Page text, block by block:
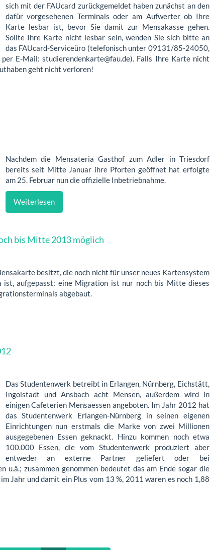
sich mit der FAUcard zurückgemeldet haben zunächst an den
dafür vorgesehenen Terminals oder am Aufwerter ob Ihre
Karte lesbar ist, bevor Sie damit zur Mensakasse gehen.
Sollte Ihre Karte nicht lesbar sein, wenden Sie sich bitte an
das FAUcard-Serviceüro (telefonisch unter 09131/85-24050,
E-Mail: studierendenkarte@fau.de). Falls Ihre Karte nicht
geht nicht verloren!
Nachdem die Mensateria Gasthof zum Adler in Triesdorf
bereits seit Mitte Januar ihre Pforten geöffnet hat erfolgte
am 25. Februar nun die offizielle Inbetriebnahme.
Weiterlesen
bis Mitte 2013 möglich
be­­­sitzt, die noch nicht für unser neues Kartensystem
ist, aufgepasst: eine Migration ist nur noch bis Mitte dieses
abgebaut.
Das Studentenwerk betreibt in Erlangen, Nürnberg, Eichstätt,
Ingolstadt und Ansbach acht Mensen, außerdem wird in
einigen Cafeterien Mensaessen angeboten. Im Jahr 2012 hat
das Studentenwerk Erlangen-Nürnberg in seinen eigenen
Einrichtungen nun erstmals die Marke von zwei Millionen
ausgegebenen Essen geknackt. Hinzu kommen noch etwa
100.000 Essen, die vom Studentenwerk produziert aber
entweder an externe Partner geliefert oder bei
u.ä.; zusammen genommen bedeutet das am Ende sogar die
Jahr und damit ein Plus vom 13 %, 2011 waren es noch 1,88